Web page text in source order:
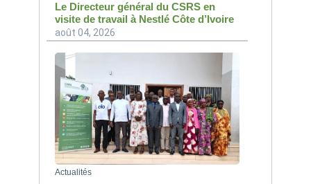
Le Directeur général du CSRS en
visite de travail à Nestlé Côte d’Ivoire
août 04, 2026
Actualités